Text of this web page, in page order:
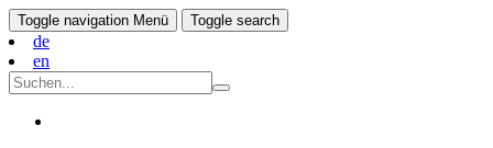
Toggle navigation Menü Toggle search
de
en